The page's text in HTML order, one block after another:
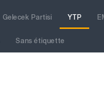
Gelecek Partisi YTP
Sans étiquette